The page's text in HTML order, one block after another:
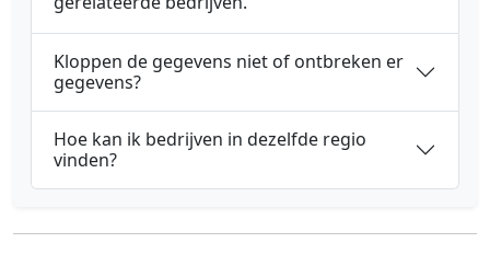
Kloppen de gegevens niet of ontbreken er
gegevens?
Hoe kan ik bedrijven in dezelfde regio
vinden?